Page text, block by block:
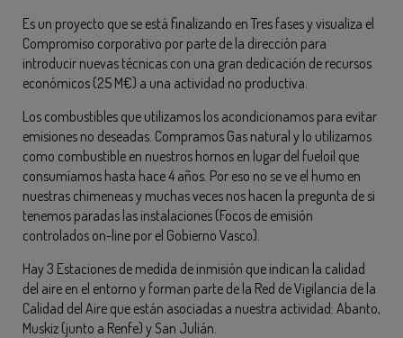
Es un proyecto que se está finalizando en Tres fases y visualiza el
Compromiso corporativo por parte de la dirección para
introducir nuevas técnicas con una gran dedicación de recursos
económicos (25 M€) a una actividad no productiva.
Los combustibles que utilizamos los acondicionamos para evitar
emisiones no deseadas. Compramos Gas natural y lo utilizamos
como combustible en nuestros hornos en lugar del fueloil que
consumíamos hasta hace 4 años. Por eso no se ve el humo en
nuestras chimeneas y muchas veces nos hacen la pregunta de si
tenemos paradas las instalaciones (Focos de emisión
controlados on-line por el Gobierno Vasco).
Hay 3 Estaciones de medida de inmisión que indican la calidad
del aire en el entorno y forman parte de la Red de Vigilancia de la
Calidad del Aire que están asociadas a nuestra actividad: Abanto,
Muskiz (junto a Renfe) y San Julián.